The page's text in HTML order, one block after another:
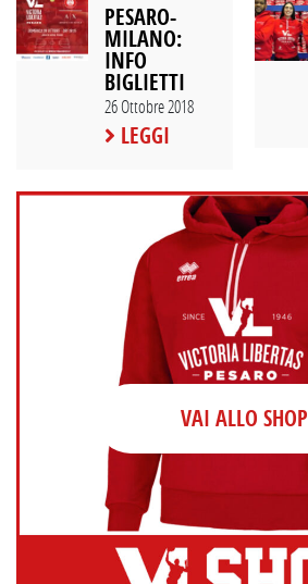
PESARO-
MILANO:
INFO
BIGLIETTI
26 Ottobre 2018
LEGGI
VAI ALLO SHOP